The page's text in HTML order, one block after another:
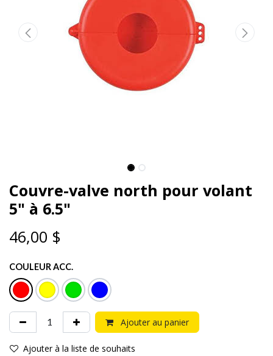
Couvre-valve north pour volant
5" à 6.5"
46,00 $
COULEUR ACC.
Ajouter au panier
Ajouter à la liste de souhaits